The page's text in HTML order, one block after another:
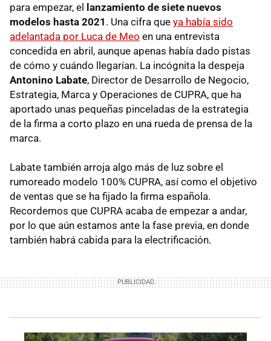
para empezar, el lanzamiento de siete nuevos
modelos hasta 2021 . Una cifra que ya había sido
adelantada por Luca de Meo en una entrevista
concedida en abril, aunque apenas había dado pistas
de cómo y cuándo llegarían. La incógnita la despeja
Antonino Labate, Director de Desarrollo de Negocio,
Estrategia, Marca y Operaciones de CUPRA, que ha
aportado unas pequeñas pinceladas de la estrategia
de la firma a corto plazo en una rueda de prensa de la
marca.
Labate también arroja algo más de luz sobre el
rumoreado modelo 100% CUPRA, así como el objetivo
de ventas que se ha fijado la firma española.
Recordemos que CUPRA acaba de empezar a andar,
por lo que aún estamos ante la fase previa, en donde
también habrá cabida para la electrificación.